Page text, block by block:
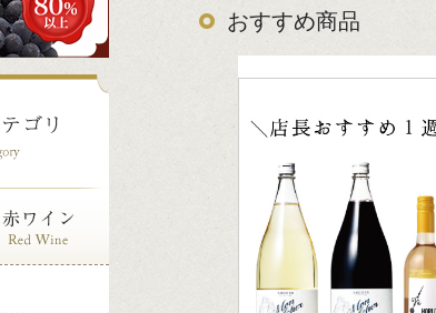
おすすめ商品